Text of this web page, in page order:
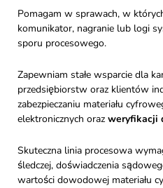
Pomagam w sprawach, w
komunikator, nagranie lub logi
sporu procesowego.
Zapewniam stałe wsparcie dla
przedsiębiorstw oraz klientów
zabezpieczaniu materiału
elektronicznych oraz weryfikacji
Skuteczna linia procesowa
śledczej, doświadczenia
wartości dowodowej materiału